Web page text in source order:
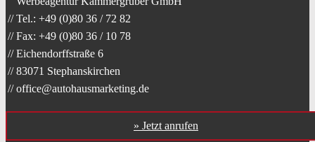
Tel.: +49 (0)80 36 / 72 82
Fax: +49 (0)80 36 / 10 78
Eichendorffstraße 6
83071 Stephanskirchen
office@autohausmarketing.de
» Jetzt anrufen